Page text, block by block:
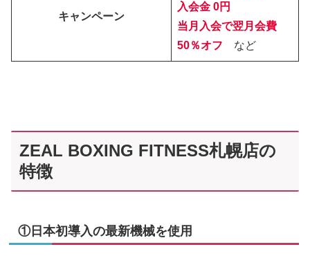
キャンペーン
入会金 0円
当月入会で翌月会費
50％オフ など
ZEAL BOXING FITNESS札幌店の
特徴
①日本初導入の最新機械を使用